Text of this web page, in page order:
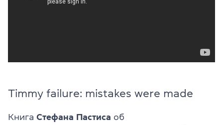
Timmy failure: mistakes were made
Книга Стефана Пастиса об